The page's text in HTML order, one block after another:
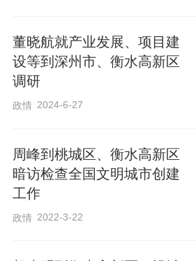
董晓航就产业发展、项目建
设等到深州市、衡水高新区
调研
政情 2024-6-27
周峰到桃城区、衡水高新区
暗访检查全国文明城市创建
工作
政情 2022-3-22